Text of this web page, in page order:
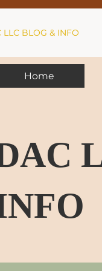
LLC BLOG & INFO
Home